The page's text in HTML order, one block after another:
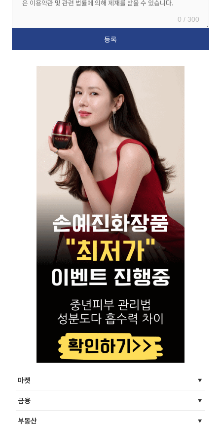
0 / 300
마켓
금융
부동산